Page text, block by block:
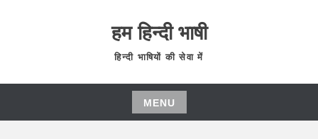
हम हिन्दी भाषी
हिन्दी भाषियों की सेवा में
MENU